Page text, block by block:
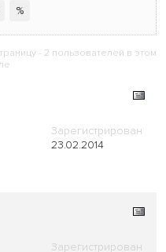
%
- 2 пользователей в этом
23.02.2014